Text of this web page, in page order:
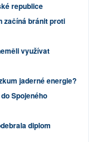
republice
začíná bránit proti
využívat
jaderné energie?
Spojeného
diplom